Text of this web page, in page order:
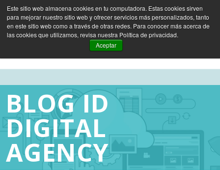
Este sitio web almacena cookies en tu computadora. Estas cookies sirven
para mejorar nuestro sitio web y ofrecer servicios más personalizados, tanto
en este sitio web como a través de otras redes. Para conocer más acerca de
las cookies que utilizamos, revisa nuestra Política de privacidad.
Aceptar
ES EN FR
BLOG ID
DIGITAL
AGENCY